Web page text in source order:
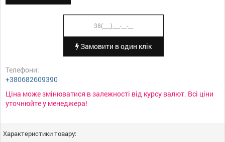
Замовити в один клік
Телефони:
+380682609390
Ціна може змінюватися в залежності від курсу валют. Всі ціни
уточнюйте у менеджера!
Характеристики товару: